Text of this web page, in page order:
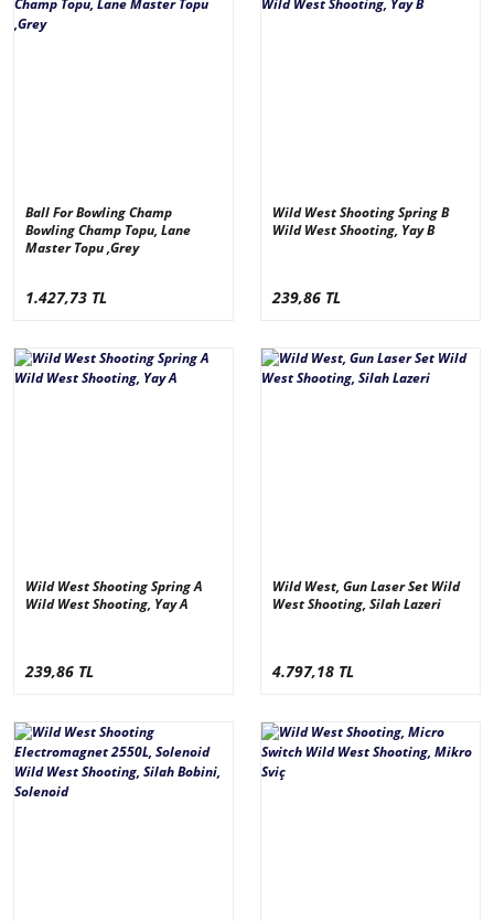
Ball For Bowling Champ
Bowling Champ Topu, Lane
Master Topu ,Grey
1.427,73 TL
Wild West Shooting Spring B
Wild West Shooting, Yay B
239,86 TL
Wild West Shooting Spring A
Wild West Shooting, Yay A
239,86 TL
Wild West, Gun Laser Set Wild
West Shooting, Silah Lazeri
4.797,18 TL